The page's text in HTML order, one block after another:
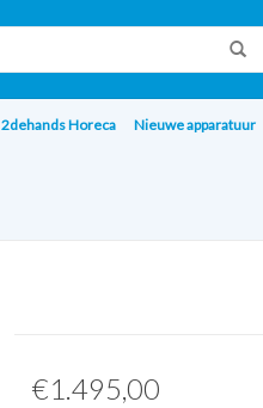
2dehands Horeca Nieuwe apparatuur
€1.495,00